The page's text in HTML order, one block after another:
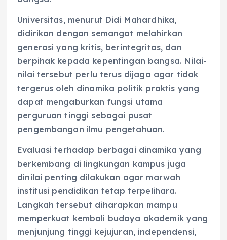
Universitas, menurut Didi Mahardhika,
didirikan dengan semangat melahirkan
generasi yang kritis, berintegritas, dan
berpihak kepada kepentingan bangsa. Nilai-
nilai tersebut perlu terus dijaga agar tidak
tergerus oleh dinamika politik praktis yang
dapat mengaburkan fungsi utama
perguruan tinggi sebagai pusat
pengembangan ilmu pengetahuan.
Evaluasi terhadap berbagai dinamika yang
berkembang di lingkungan kampus juga
dinilai penting dilakukan agar marwah
institusi pendidikan tetap terpelihara.
Langkah tersebut diharapkan mampu
memperkuat kembali budaya akademik yang
menjunjung tinggi kejujuran, independensi,